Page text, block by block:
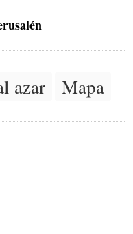
azar Mapa